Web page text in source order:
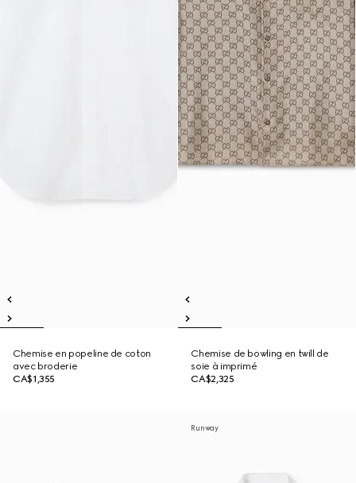
Chemise en popeline de coton
avec broderie
CA$1,355
Chemise de bowling en twill de
soie à imprimé
CA$2,325
Runway